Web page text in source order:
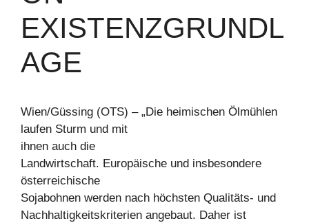
EXISTENZGRUNDL
AGE
Wien/Güssing (OTS) – „Die heimischen Ölmühlen
laufen Sturm und mit
ihnen auch die
Landwirtschaft. Europäische und insbesondere
österreichische
Sojabohnen werden nach höchsten Qualitäts- und
Nachhaltigkeitskriterien angebaut. Daher ist